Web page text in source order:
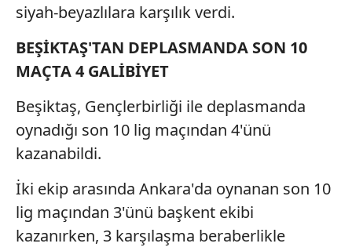
siyah-beyazlılara karşılık verdi.
BEŞİKTAŞ'TAN DEPLASMANDA SON 10
MAÇTA 4 GALİBİYET
Beşiktaş, Gençlerbirliği ile deplasmanda
oynadığı son 10 lig maçından 4'ünü
kazanabildi.
İki ekip arasında Ankara'da oynanan son 10
lig maçından 3'ünü başkent ekibi
kazanırken, 3 karşılaşma beraberlikle